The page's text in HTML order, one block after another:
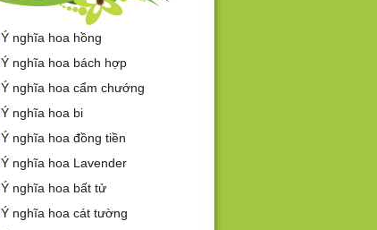
Ý nghĩa hoa hồng
Ý nghĩa hoa bách hợp
Ý nghĩa hoa cẩm chướng
Ý nghĩa hoa bi
Ý nghĩa hoa đồng tiền
Ý nghĩa hoa Lavender
Ý nghĩa hoa bất tử
Ý nghĩa hoa cát tường